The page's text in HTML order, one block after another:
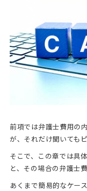
前項では弁護士費用の
が、それだけ聞いても
そこで、この章では具
と、その場合の弁護士
あくまで簡易的なケー